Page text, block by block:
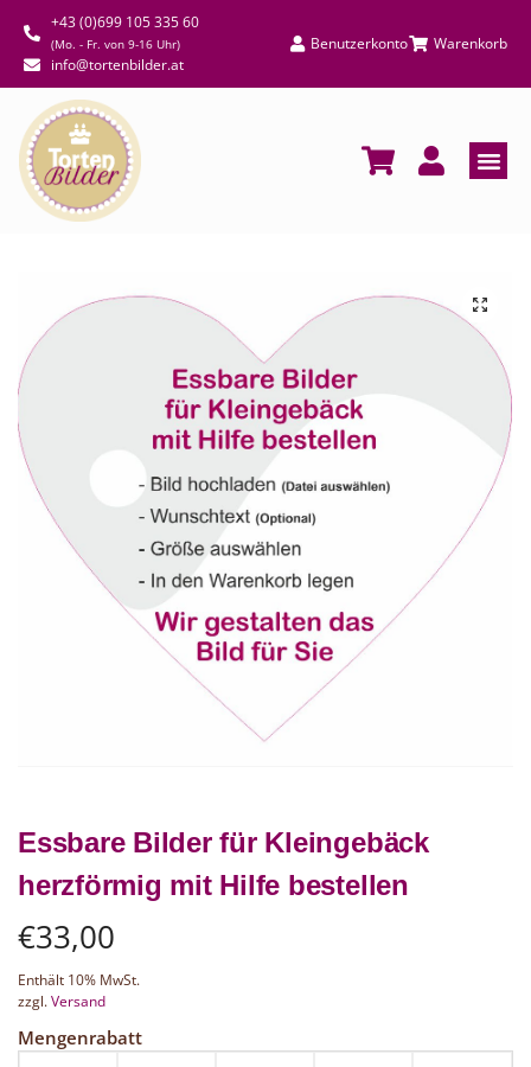
+43 (0)699 105 335 60
(Mo. - Fr. von 9-16 Uhr)
info@tortenbilder.at
Benutzerkonto Warenkorb
Essbare Bilder für Kleingebäck
herzförmig mit Hilfe bestellen
€33,00
Enthält 10% MwSt.
zzgl.Versand
Mengenrabatt